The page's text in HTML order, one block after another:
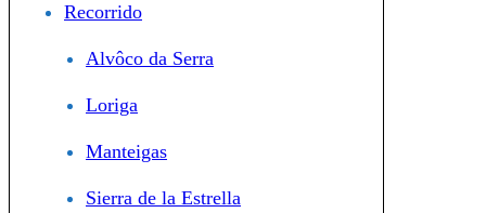
Recorrido
Alvôco da Serra
Loriga
Manteigas
Sierra de la Estrella